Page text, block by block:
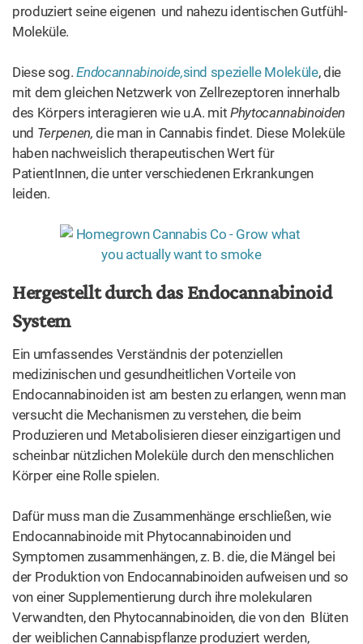
produziert seine eigenen und nahezu identischen Gutfühl-
Moleküle.
Diese sog.Endocannabinoide,sind spezielle Moleküle, die
mit dem gleichen Netzwerk von Zellrezeptoren innerhalb
des Körpers interagieren wie u.A. mitPhytocannabinoiden
und Terpenen,die man in Cannabis findet. Diese Moleküle
haben nachweislich therapeutischen Wert für
PatientInnen, die unter verschiedenen Erkrankungen
leiden.
Hergestellt durch das Endocannabinoid
System
Ein umfassendes Verständnis der potenziellen
medizinischen und gesundheitlichen Vorteile von
Endocannabinoiden ist am besten zu erlangen, wenn man
versucht die Mechanismen zu verstehen, die beim
Produzieren und Metabolisieren dieser einzigartigen und
scheinbar nützlichen Moleküle durch den menschlichen
Körper eine Rolle spielen.
Dafür muss man die Zusammenhänge erschließen, wie
Endocannabinoide mit Phytocannabinoiden und
Symptomen zusammenhängen, z. B. die, die Mängel bei
der Produktion von Endocannabinoiden aufweisen und so
von einer Supplementierung durch ihre molekularen
Verwandten, den Phytocannabinoiden, die von den Blüten
der weiblichen Cannabispflanze produziert werden,